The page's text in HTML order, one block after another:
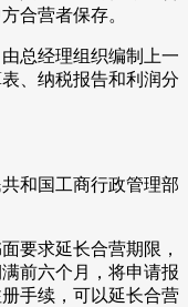
合营者保存。
总经理组织编制上一
、纳税报告和利润分
和国工商行政管理部
求延长合营期限，
前六个月，将申请报
手续，可以延长合营